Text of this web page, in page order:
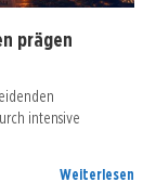
prägen
intensive
Weiterlesen